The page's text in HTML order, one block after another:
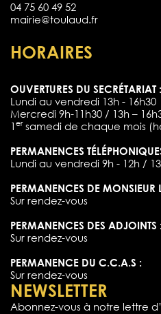
04 75 60 49 52
mairie@toulaud.fr
HORAIRES
OUVERTURES DU SECRÉTARIAT :
Lundi au vendredi 13h - 16h30
Mercredi 9h-11h30 / 13h –
1 ersamedi de chaque mois
PERMANENCES
Lundi au vendredi 9h - 12h /
PERMANENCES DE MONSIEUR
Sur rendez-vous
PERMANENCES DES ADJOINTS
Sur rendez-vous
PERMANENCE DU C.C.A.S :
Sur rendez-vous
NEWSLETTER
Abonnez-vous à notre lettre